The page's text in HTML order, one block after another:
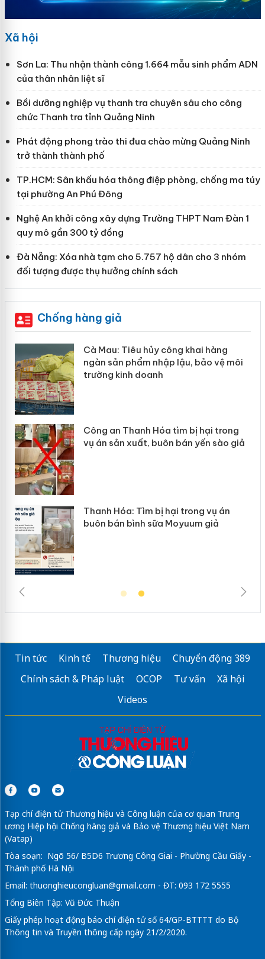
Xã hội
Sơn La: Thu nhận thành công 1.664 mẫu sinh phẩm ADN
của thân nhân liệt sĩ
Bồi dưỡng nghiệp vụ thanh tra chuyên sâu cho công
chức Thanh tra tỉnh Quảng Ninh
Phát động phong trào thi đua chào mừng Quảng Ninh
trở thành thành phố
TP.HCM: Sân khấu hóa thông điệp phòng, chống ma túy
tại phường An Phú Đông
Nghệ An khởi công xây dựng Trường THPT Nam Đàn 1
quy mô gần 300 tỷ đồng
Đà Nẵng: Xóa nhà tạm cho 5.757 hộ dân cho 3 nhóm
đối tượng được thụ hưởng chính sách
Chống hàng giả
Cà Mau: Tiêu hủy công khai hàng
ngàn sản phẩm nhập lậu, bảo vệ môi
trường kinh doanh
Công an Thanh Hóa tìm bị hại trong
vụ án sản xuất, buôn bán yến sào giả
Thanh Hóa: Tìm bị hại trong vụ án
buôn bán bình sữa Moyuum giả
Tin tức Kinh tế Thương hiệu
Chuyển động 389
Chính sách & Pháp luật
OCOP Tư vấn
Xã hội
Videos
Tạp chí điện tử Thương hiệu và Công luận của cơ quan Trung
ương Hiệp hội Chống hàng giả và Bảo vệ Thương hiệu Việt Nam
(Vatap)
Tòa soạn: Ngõ 56/ B5D6 Trương Công Giai - Phường Cầu Giấy -
Thành phố Hà Nội
Email: thuonghieucongluan@gmail.com - ĐT: 093 172 5555
Tổng Biên Tập: Vũ Đức Thuận
Giấy phép hoạt động báo chí điện tử số 64/GP-BTTTT do Bộ
Thông tin và Truyền thông cấp ngày 21/2/2020.